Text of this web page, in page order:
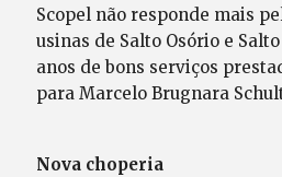
Scopel não responde mais
usinas de Salto Osório e
anos de bons serviços
para Marcelo Brugnara
Nova choperia